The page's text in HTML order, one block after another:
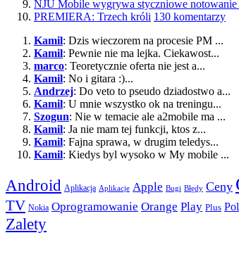
NJU Mobile wygrywa styczniowe
PREMIERA: Trzech króli 130 komentarzy
Kamil: Dzis wieczorem na procesie PM ...
Kamil: Pewnie nie ma lejka. Ciekawost...
marco: Teoretycznie oferta nie jest a...
Kamil: No i gitara :)...
Andrzej: Do veto to pseudo dziadostwo a...
Kamil: U mnie wszystko ok na treningu...
Szogun: Nie w temacie ale a2mobile ma ...
Kamil: Ja nie mam tej funkcji, ktos z...
Kamil: Fajna sprawa, w drugim teledys...
Kamil: Kiedys byl wysoko w My mobile ...
Android Aplikacja Aplikacje Apple Bugi Błędy Ceny
TV Nokia Oprogramowanie Orange Play Plus
Zalety